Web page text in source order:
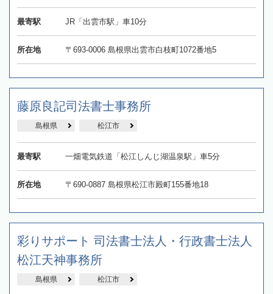
最寄駅 JR「出雲市駅」車10分
所在地 〒693-0006 島根県出雲市白枝町1072番地5
藤原良記司法書士事務所
島根県 松江市
最寄駅 一畑電気鉄道「松江しんじ湖温泉駅」車5分
所在地 〒690-0887 島根県松江市殿町155番地18
彩りサポート 司法書士法人・行政書士法人
松江天神事務所
島根県 松江市